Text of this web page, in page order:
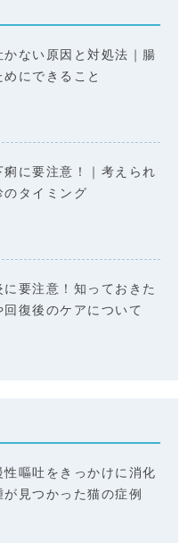
ない原因と対処法｜腸
にできること
に要注意！｜考えられ
のタイミング
要注意！知っておきた
回復後のケアについて
嘔吐をきっかけに消化
見つかった猫の症例